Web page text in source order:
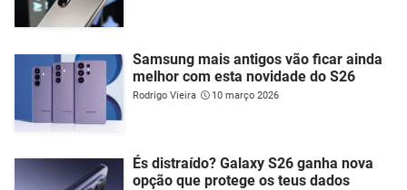
Samsung mais antigos vão ficar ainda
melhor com esta novidade do S26
Rodrigo Vieira 10 março 2026
És distraído? Galaxy S26 ganha nova
opção que protege os teus dados